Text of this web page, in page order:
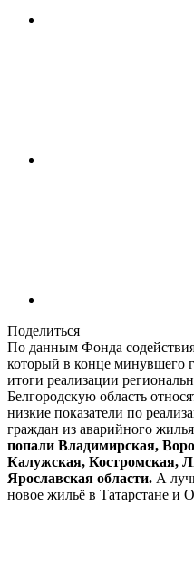
Поделиться
По данным Фонда
который в конце минувшего
итоги реализации
Белгородскую область
низкие показатели по
граждан из аварийного
попали Владимирская,
Калужская, Костромская,
Ярославская области. А
новое жильё в Татарстане и